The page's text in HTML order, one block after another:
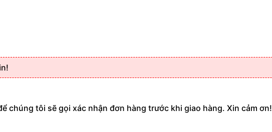
chúng tôi sẽ gọi xác nhận đơn hàng trước khi giao hàng. Xin cảm ơn!